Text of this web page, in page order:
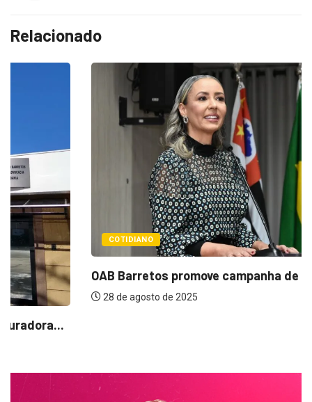
Relacionado
COTIDIANO
OAB Barretos promove campanha de inclusão na...
28 de agosto de 2025